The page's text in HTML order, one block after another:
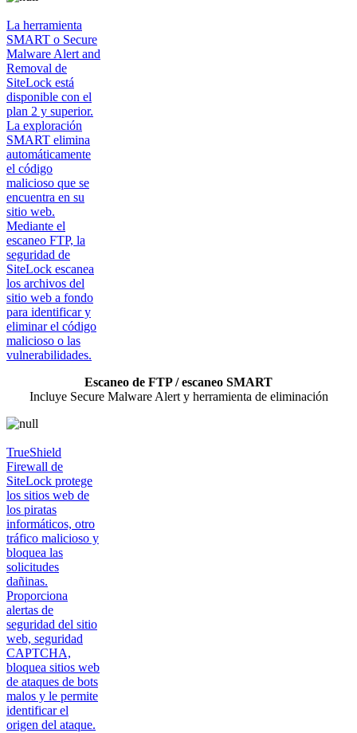
La herramienta
SMART o Secure
Malware Alert and
Removal de
SiteLock está
disponible con el
plan 2 y superior.
La exploración
SMART elimina
automáticamente
el código
malicioso que se
encuentra en su
sitio web.
Mediante el
escaneo FTP, la
seguridad de
SiteLock escanea
los archivos del
sitio web a fondo
para identificar y
eliminar el código
malicioso o las
vulnerabilidades.
Escaneo de FTP / escaneo SMART
Incluye Secure Malware Alert y herramienta de eliminación
TrueShield
Firewall de
SiteLock protege
los sitios web de
los piratas
informáticos, otro
tráfico malicioso y
bloquea las
solicitudes
dañinas.
Proporciona
alertas de
seguridad del sitio
web, seguridad
CAPTCHA,
bloquea sitios web
de ataques de bots
malos y le permite
identificar el
origen del ataque.